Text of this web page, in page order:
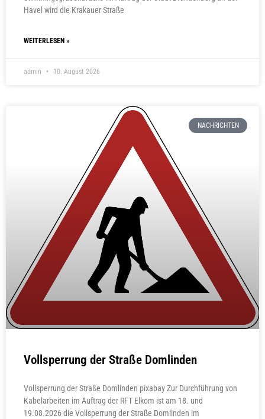
Havel wird die Krakauer Straße
WEITERLESEN »
admin 10. August 2026
NACHRICHTEN
Vollsperrung der Straße Domlinden
Vollsperrung der Straße Domlinden pixabay Zur Durchführung von
Kabelarbeiten im Auftrag der RFT Elkom ist am 18. und
19.08.2026 die Vollsperrung der Straße Domlinden im